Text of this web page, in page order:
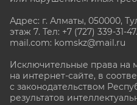
Адрес: г. Алматы, 050000,
этаж 7. Тел: +7 (727) 339-31-
mail.com: komskz@mail.ru
Исключительные права на
на интернет-сайте, в
с законодательством
результатов